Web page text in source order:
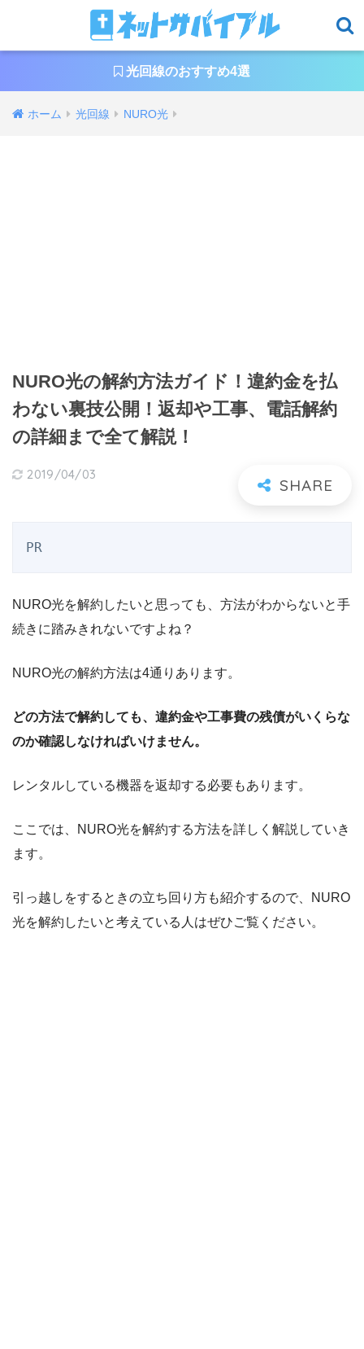
光回線のおすすめ4選
ホーム 光回線 NURO光
NURO光の解約方法ガイド！違約金を払
わない裏技公開！返却や工事、電話解約
の詳細まで全て解説！
2019/04/03
PR
NURO光を解約したいと思っても、方法がわからないと手
続きに踏みきれないですよね？
NURO光の解約方法は4通りあります。
どの方法で解約しても、違約金や工事費の残債がいくらな
のか確認しなければいけません。
レンタルしている機器を返却する必要もあります。
ここでは、NURO光を解約する方法を詳しく解説していき
ます。
引っ越しをするときの立ち回り方も紹介するので、NURO
光を解約したいと考えている人はぜひご覧ください。